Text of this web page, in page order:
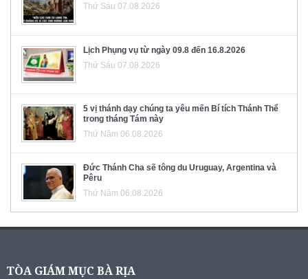
Thứ Sáu 07.08.2026
Lịch Phụng vụ từ ngày 09.8 đến 16.8.2026
Thứ Sáu 07.08.2026
5 vị thánh dạy chúng ta yêu mến Bí tích Thánh Thể
trong tháng Tám này
Thứ Năm 06.08.2026
Đức Thánh Cha sẽ tông du Uruguay, Argentina và
Pêru
Thứ Năm 06.08.2026
TÒA GIÁM MỤC BÀ RỊA